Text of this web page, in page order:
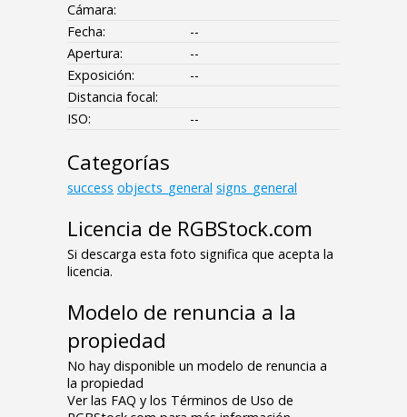
Cámara:
Fecha:
--
Apertura:
--
Exposición:
--
Distancia focal:
ISO:
--
Categorías
success objects_general signs_general
Licencia de RGBStock.com
Si descarga esta foto significa que acepta la
licencia.
Modelo de renuncia a la
propiedad
No hay disponible un modelo de renuncia a
la propiedad
Ver las FAQ y los Términos de Uso de